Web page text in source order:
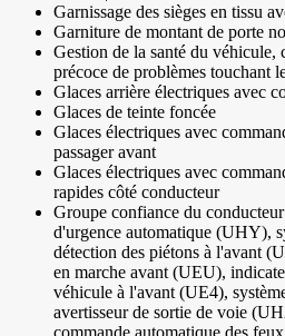
Garnissage des sièges en tissu
Garniture de montant de porte
Gestion de la santé du véhicule,
précoce de problèmes touchant
Glaces arrière électriques avec
Glaces de teinte foncée
Glaces électriques avec
passager avant
Glaces électriques avec
rapides côté conducteur
Groupe confiance du
d'urgence automatique (UHY),
détection des piétons à l'avant
en marche avant (UEU),
véhicule à l'avant (UE4),
avertisseur de sortie de voie
commande automatique des